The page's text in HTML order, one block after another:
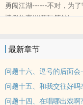
勇闯江湖------不对，为
情(?)故事!!!(开玩笑的)
......其实我也好想学大家
路线啊(文青45度角忧伤明
写手文风清奇每日一变
另外，不用期待日更哈哈
最新章节
问题十六、逗号的后面
问题十五、和我交往好吗
问题十四、在唱哪出戏啊